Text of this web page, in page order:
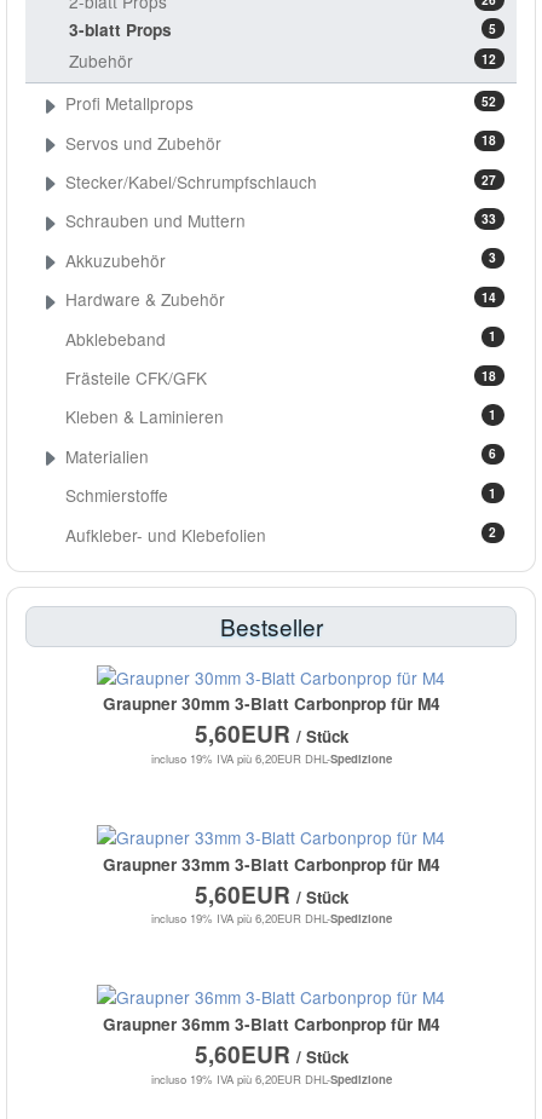
5
3-blatt Props
12
Zubehör
52
Profi Metallprops
18
Servos und Zubehör
27
Stecker/Kabel/Schrumpfschlauch
33
Schrauben und Muttern
3
Akkuzubehör
14
Hardware & Zubehör
1
Abklebeband
18
Frästeile CFK/GFK
1
Kleben & Laminieren
6
Materialien
1
Schmierstoffe
2
Aufkleber- und Klebefolien
Bestseller
Graupner 30mm 3-Blatt Carbonprop für M4
5,60EUR / Stück
incluso 19% IVA più 6,20EUR DHL-Spedizione
Graupner 33mm 3-Blatt Carbonprop für M4
5,60EUR / Stück
incluso 19% IVA più 6,20EUR DHL-Spedizione
Graupner 36mm 3-Blatt Carbonprop für M4
5,60EUR / Stück
incluso 19% IVA più 6,20EUR DHL-Spedizione